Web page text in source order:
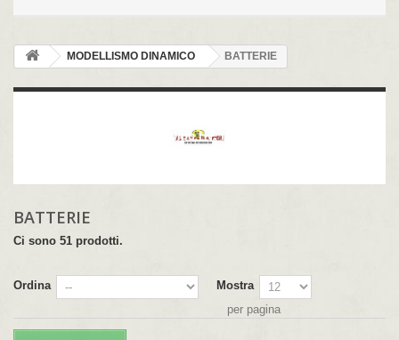
MODELLISMO DINAMICO BATTERIE
Batterie lipo, lipo grafene, lipo HV, nimh, life.
BATTERIE
Ci sono 51 prodotti.
Ordina
Mostra
per pagina